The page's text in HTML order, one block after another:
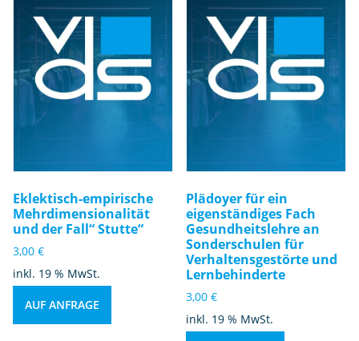
Eklektisch-empirische
Mehrdimensionalität
und der Fall“ Stutte“
3,00 €
inkl. 19 % MwSt.
AUF ANFRAGE
Plädoyer für ein
eigenständiges Fach
Gesundheitslehre an
Sonderschulen für
Verhaltensgestörte und
Lernbehinderte
3,00€
inkl. 19 % MwSt.